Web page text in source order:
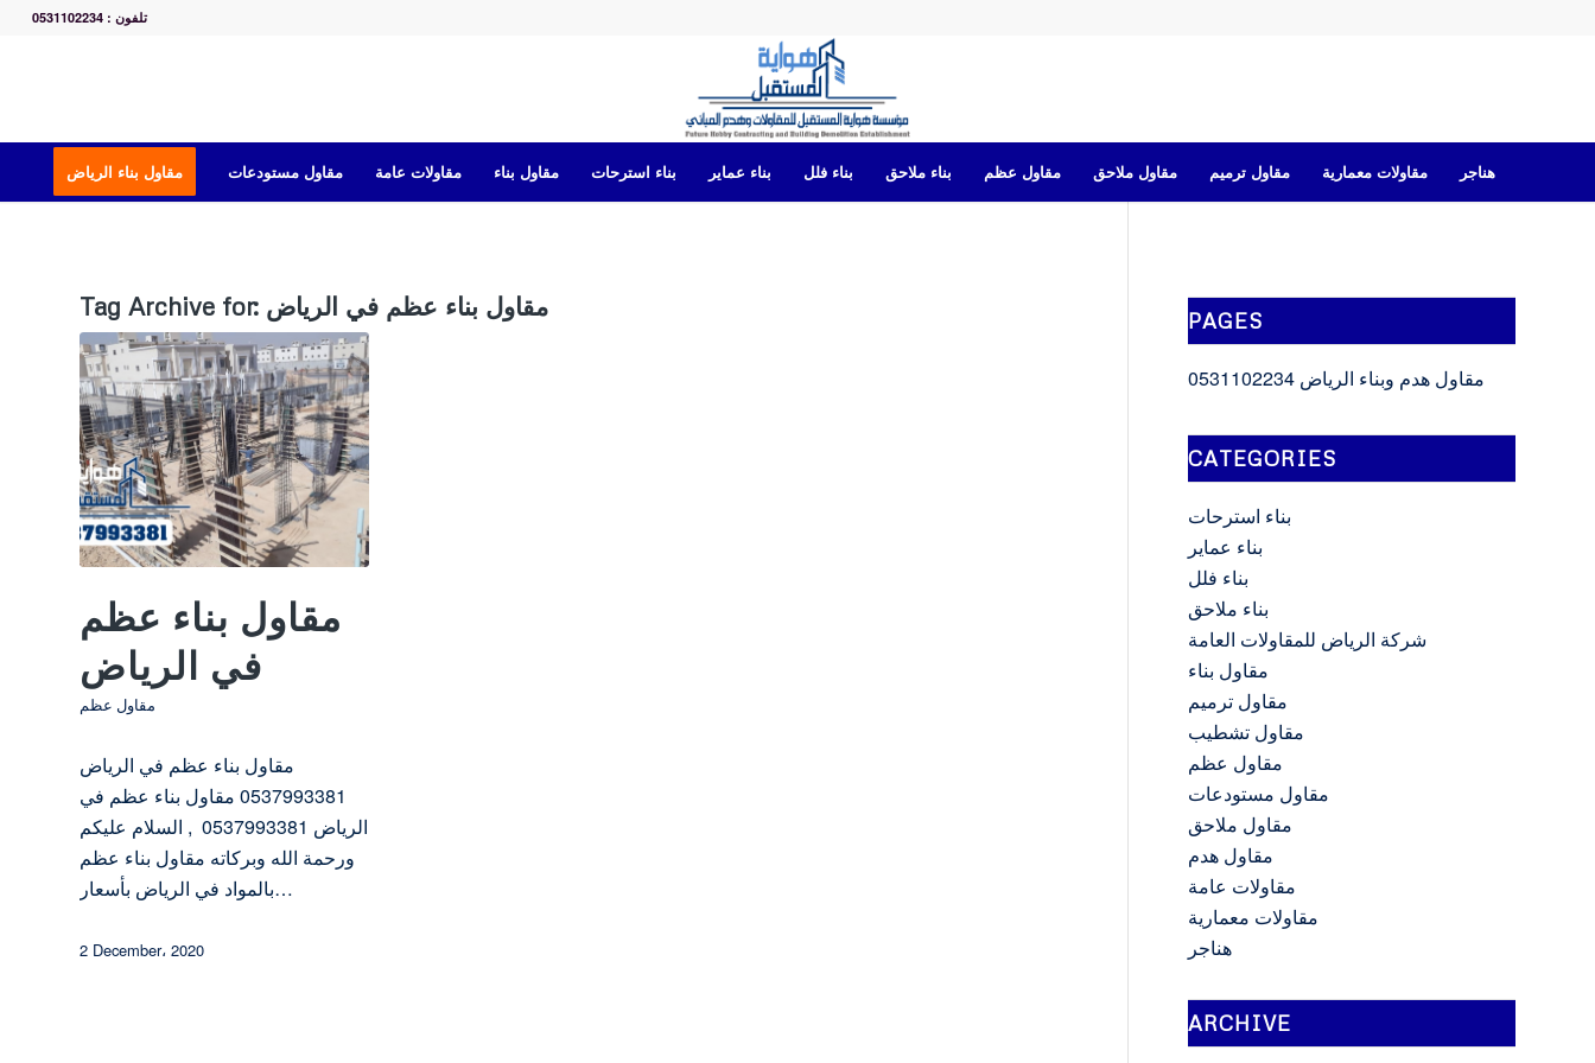
تلفون : 0531102234
مقاول بناء الرياض مقاول مستودعات مقاولات عامة مقاول بناء بناء استرحات بناء عماير بناء فلل بناء ملاحق مقاول عظم مقاول ملاحق مقاول ترميم مقاولات معمارية هناجر
Tag Archive for: مقاول بناء عظم في الرياض
مقاول بناء عظم
في الرياض
مقاول عظم
مقاول بناء عظم في الرياض
0537993381 مقاول بناء عظم في
الرياض 0537993381 , السلام عليكم
ورحمة الله وبركاته مقاول بناء عظم
بالمواد في الرياض بأسعار…
2 December، 2020
PAGES
مقاول هدم وبناء الرياض 0531102234
CATEGORIES
بناء استرحات
بناء عماير
بناء فلل
بناء ملاحق
شركة الرياض للمقاولات العامة
مقاول بناء
مقاول ترميم
مقاول تشطيب
مقاول عظم
مقاول مستودعات
مقاول ملاحق
مقاول هدم
مقاولات عامة
مقاولات معمارية
هناجر
ARCHIVE